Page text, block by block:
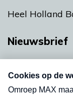
Heel Holland
Nieuwsbrief
nieuwsbrief.
uw mailbox.